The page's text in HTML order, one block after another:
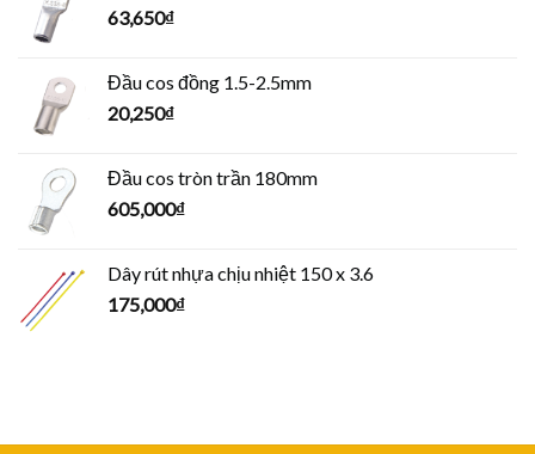
63,650₫
Đầu cos đồng 1.5-2.5mm
20,250₫
Đầu cos tròn trần 180mm
605,000₫
Dây rút nhựa chịu nhiệt 150 x 3.6
175,000₫